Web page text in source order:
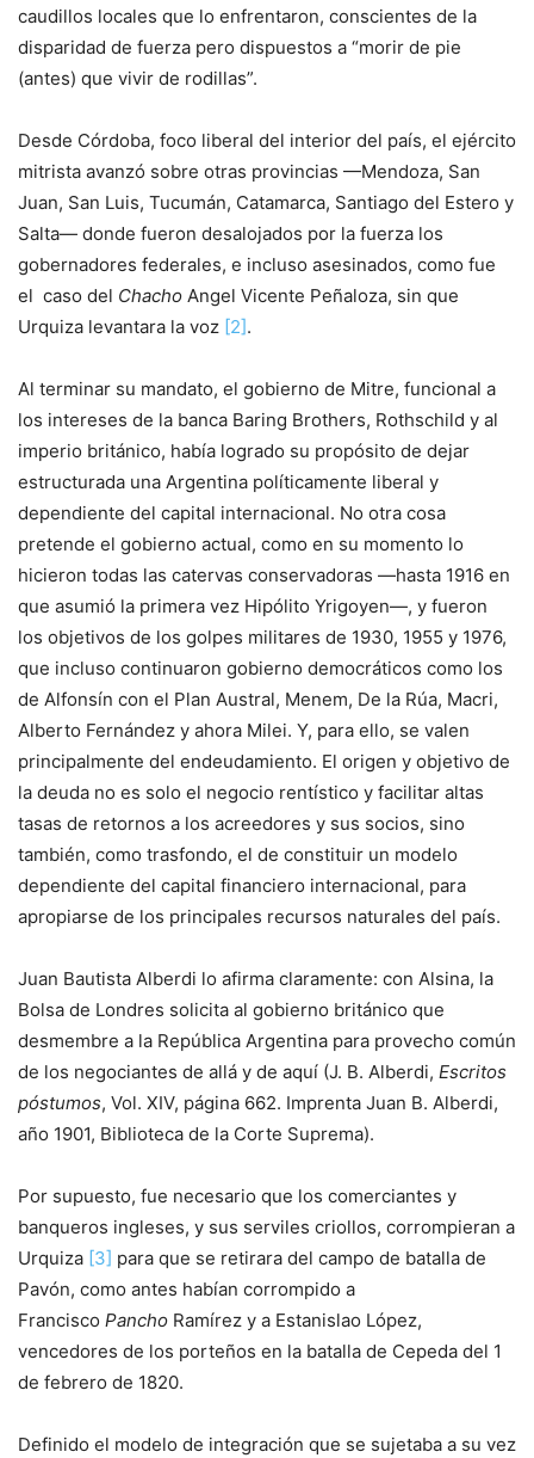
caudillos locales que lo enfrentaron, conscientes de la
disparidad de fuerza pero dispuestos a “morir de pie
(antes) que vivir de rodillas”.
Desde Córdoba, foco liberal del interior del país, el ejército
mitrista avanzó sobre otras provincias —Mendoza, San
Juan, San Luis, Tucumán, Catamarca, Santiago del Estero y
Salta— donde fueron desalojados por la fuerza los
gobernadores federales, e incluso asesinados, como fue
el caso del Chacho Angel Vicente Peñaloza, sin que
Urquiza levantara la voz [2].
Al terminar su mandato, el gobierno de Mitre, funcional a
los intereses de la banca Baring Brothers, Rothschild y al
imperio británico, había logrado su propósito de dejar
estructurada una Argentina políticamente liberal y
dependiente del capital internacional. No otra cosa
pretende el gobierno actual, como en su momento lo
hicieron todas las catervas conservadoras —hasta 1916 en
que asumió la primera vez Hipólito Yrigoyen—, y fueron
los objetivos de los golpes militares de 1930, 1955 y 1976,
que incluso continuaron gobierno democráticos como los
de Alfonsín con el Plan Austral, Menem, De la Rúa, Macri,
Alberto Fernández y ahora Milei. Y, para ello, se valen
principalmente del endeudamiento. El origen y objetivo de
la deuda no es solo el negocio rentístico y facilitar altas
tasas de retornos a los acreedores y sus socios, sino
también, como trasfondo, el de constituir un modelo
dependiente del capital financiero internacional, para
apropiarse de los principales recursos naturales del país.
Juan Bautista Alberdi lo afirma claramente: con Alsina, la
Bolsa de Londres solicita al gobierno británico que
desmembre a la República Argentina para provecho común
de los negociantes de allá y de aquí (J. B. Alberdi, Escritos
póstumos, Vol. XIV, página 662. Imprenta Juan B. Alberdi,
año 1901, Biblioteca de la Corte Suprema).
Por supuesto, fue necesario que los comerciantes y
banqueros ingleses, y sus serviles criollos, corrompieran a
Urquiza [3] para que se retirara del campo de batalla de
Pavón, como antes habían corrompido a
Francisco Pancho Ramírez y a Estanislao López,
vencedores de los porteños en la batalla de Cepeda del 1
de febrero de 1820.
Definido el modelo de integración que se sujetaba a su vez